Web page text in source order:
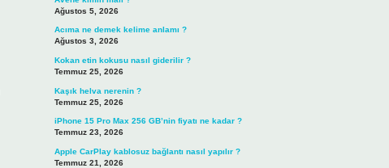
Ağustos 5, 2026
Acıma ne demek kelime anlamı ?
Ağustos 3, 2026
Kokan etin kokusu nasıl giderilir ?
Temmuz 25, 2026
Kaşık helva nerenin ?
Temmuz 25, 2026
iPhone 15 Pro Max 256 GB’nin fiyatı ne kadar ?
Temmuz 23, 2026
Apple CarPlay kablosuz bağlantı nasıl yapılır ?
Temmuz 21, 2026